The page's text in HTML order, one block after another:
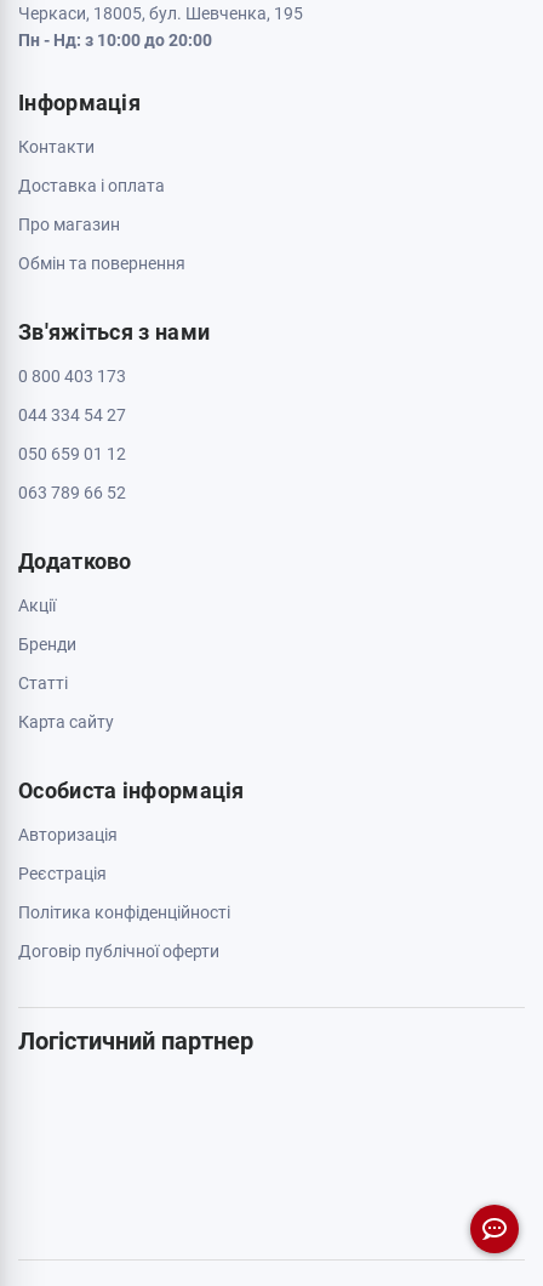
Черкаси, 18005, бул. Шевченка, 195
Пн - Нд: з 10:00 до 20:00
Інформація
Контакти
Доставка і оплата
Про магазин
Обмін та повернення
Зв'яжіться з нами
0 800 403 173
044 334 54 27
050 659 01 12
063 789 66 52
Додатково
Акції
Бренди
Cтатті
Карта сайту
Особиста інформація
Авторизація
Реєстрація
Політика конфіденційності
Договір публічної оферти
Логістичний партнер